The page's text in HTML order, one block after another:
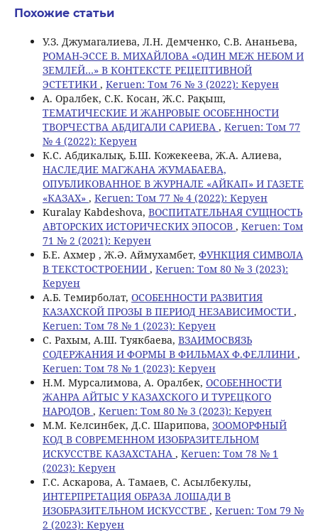
Похожие статьи
У.З. Джумагалиева, Л.Н. Демченко, С.В. Ананьева,
РОМАН-ЭССЕ В. МИХАЙЛОВА «ОДИН МЕЖ НЕБОМ И
ЗЕМЛЕЙ…» В КОНТЕКСТЕ РЕЦЕПТИВНОЙ
ЭСТЕТИКИ , Keruen: Том 76 № 3 (2022): Керуен
А. Оралбек, С.К. Косан, Ж.С. Рақыш,
ТЕМАТИЧЕСКИЕ И ЖАНРОВЫЕ ОСОБЕННОСТИ
ТВОРЧЕСТВА АБДИГАЛИ САРИЕВА , Keruen: Том 77
№ 4 (2022): Керуен
К.С. Aбдикалық, Б.Ш. Кожекеева, Ж.А. Алиева,
НАСЛЕДИЕ МАГЖАНА ЖУМАБАЕВА,
ОПУБЛИКОВАННОЕ В ЖУРНАЛЕ «АЙКАП» И ГАЗЕТЕ
«КАЗАХ» , Keruen: Том 77 № 4 (2022): Керуен
Kuralay Kabdeshova, ВОСПИТАТЕЛЬНАЯ СУЩНОСТЬ
АВТОРСКИХ ИСТОРИЧЕСКИХ ЭПОСОВ , Keruen: Том
71 № 2 (2021): Керуен
Б.Е. Ахмер , Ж.Ә. Аймухамбет, ФУНКЦИЯ СИМВОЛА
В ТЕКСТОСТРОЕНИИ , Keruen: Том 80 № 3 (2023):
Керуен
А.Б. Темирболат, ОСОБЕННОСТИ РАЗВИТИЯ
КАЗАХСКОЙ ПРОЗЫ В ПЕРИОД НЕЗАВИСИМОСТИ ,
Keruen: Том 78 № 1 (2023): Керуен
С. Рахым, А.Ш. Туякбаева, ВЗАИМОСВЯЗЬ
СОДЕРЖАНИЯ И ФОРМЫ В ФИЛЬМАХ Ф.ФЕЛЛИНИ ,
Keruen: Том 78 № 1 (2023): Керуен
Н.М. Мурсалимова, А. Оралбек, ОСОБЕННОСТИ
ЖАНРА АЙТЫС У КАЗАХСКОГО И ТУРЕЦКОГО
НАРОДОВ , Keruen: Том 80 № 3 (2023): Керуен
М.М. Келсинбек, Д.С. Шарипова, ЗООМОРФНЫЙ
КОД В СОВРЕМЕННОМ ИЗОБРАЗИТЕЛЬНОМ
ИСКУССТВЕ КАЗАХСТАНА , Keruen: Том 78 № 1
(2023): Керуен
Г.С. Аскарова, А. Тамаев, C. Асылбекулы,
ИНТЕРПРЕТАЦИЯ ОБРАЗА ЛОШАДИ В
ИЗОБРАЗИТЕЛЬНОМ ИСКУССТВЕ , Keruen: Том 79 №
2 (2023): Керуен